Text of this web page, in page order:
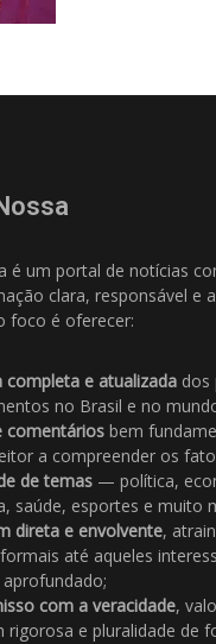
é um portal de notícias
clara, responsável e
foco é oferecer:
completa e atualizada dos
no Brasil e no
comentários bem
a compreender os
de temas — política,
saúde, esportes e muito
direta e envolvente,
até aqueles
com a veracidade,
rigorosa e pluralidade de